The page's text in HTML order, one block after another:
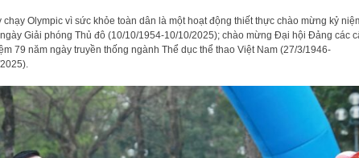
chạy Olympic vì sức khỏe toàn dân là một hoạt động thiết thực chào mừng kỷ
Giải phóng Thủ đô (10/10/1954-10/10/2025); chào mừng Đại hội Đảng các
79 năm ngày truyền thống ngành Thể dục thể thao Việt Nam (27/3/1946-